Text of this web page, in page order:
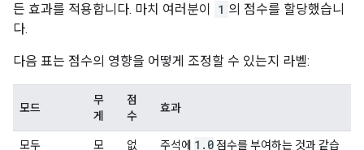
든 효과를 적용합니다. 마치 여러분이
1 의 점수를 할당했습니
다.
다음 표는 점수의 영향을 어떻게 조정할 수 있는지 라벨:
모드
무
게
점
수
효과
모두
모
없
주석에 1 . 0 점수를 부여하는 것과 같습